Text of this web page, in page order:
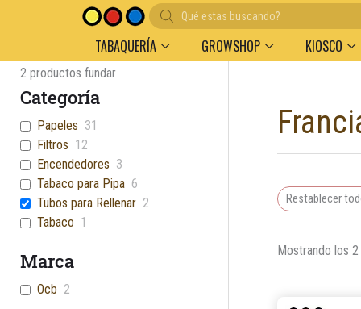
Búsqueda
de
productos
Entregas en el día en AMBA Descuento por
TABAQUERÍA GROWSHOP KIOSCO
2 productos fundar
Categoría
Papeles 31
Filtros 12
Encendedores 3
Tabaco para Pipa 6
Tubos para Rellenar 2
Tabaco 1
Marca
Ocb 2
Restablecer
Mostrando los